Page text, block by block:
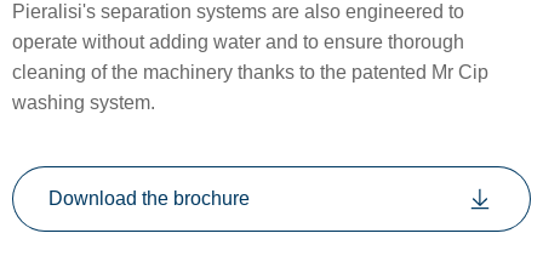
Pieralisi's separation systems are also engineered to
operate without adding water and to ensure thorough
cleaning of the machinery thanks to the patented Mr Cip
washing system.
Download the brochure